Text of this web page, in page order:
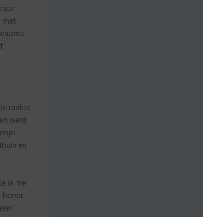
met
raakte
werd
en
ik me
horror-